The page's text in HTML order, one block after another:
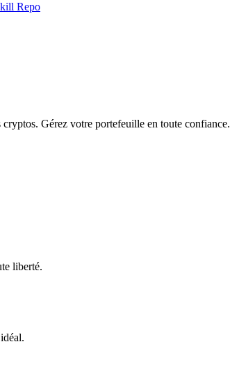
Repo
Gérez votre portefeuille en toute confiance.
liberté.